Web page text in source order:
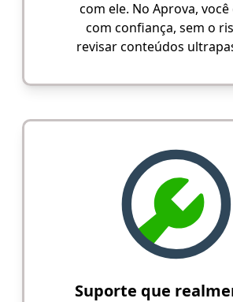
com ele. No Aprova,
com confiança, sem o
revisar conteúdos
Suporte que